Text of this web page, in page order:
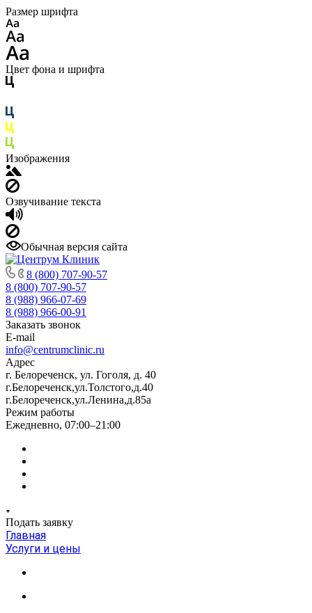
Размер шрифта
Цвет фона и шрифта
Изображения
Озвучивание текста
Обычная версия сайта
8 (800) 707-90-57
8 (800) 707-90-57
8 (988) 966-07-69
8 (988) 966-00-91
Заказать звонок
E-mail
info@centrumclinic.ru
Адрес
г. Белореченск, ул. Гоголя, д. 40
г.Белореченск,ул.Толстого,д.40
г.Белореченск,ул.Ленина,д.85а
Режим работы
Ежедневно, 07:00–21:00
Подать заявку
Главная
Услуги и цены